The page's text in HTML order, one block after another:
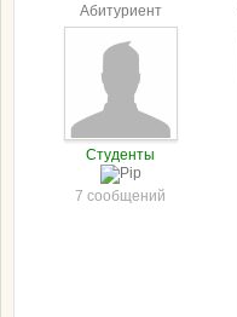
Абитуриент
Студенты
7 сообщений